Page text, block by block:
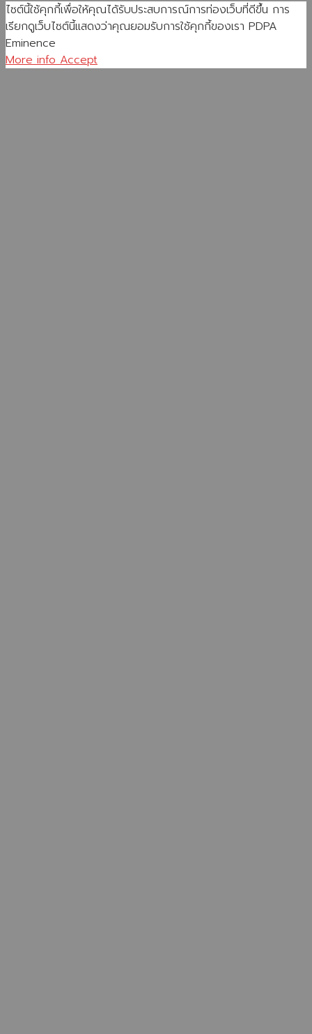
ไซต์นี้ใช้คุกกี้เพื่อให้คุณได้รับประสบการณ์การท่องเว็บที่ดีขึ้น การ
เรียกดูเว็บไซต์นี้แสดงว่าคุณยอมรับการใช้คุกกี้ของเรา PDPA
Eminence
More info Accept